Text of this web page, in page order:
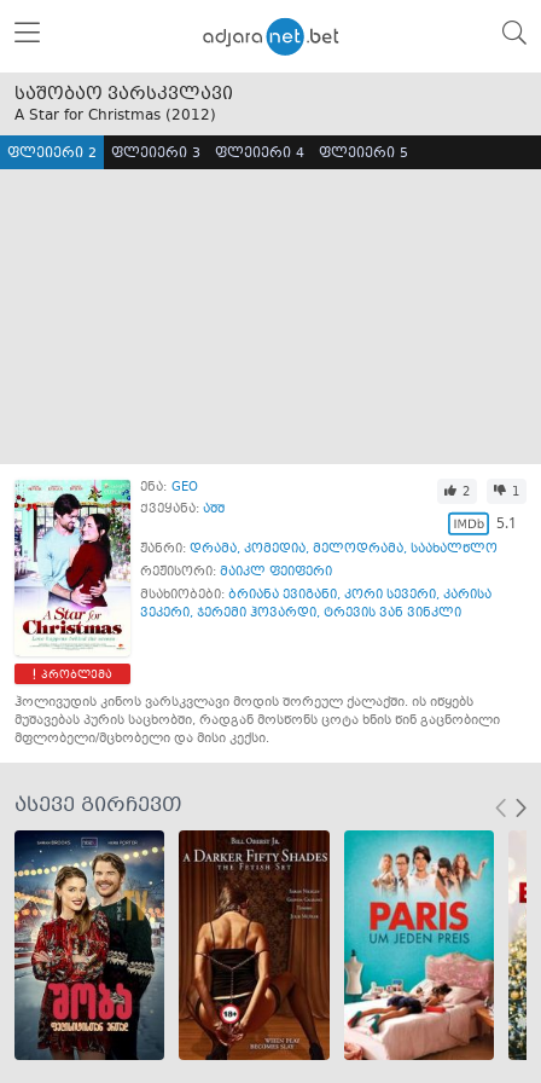
საშობაო ვარსკვლავი
A Star for Christmas (2012)
ფლეიერი 2 ფლეიერი 3 ფლეიერი 4 ფლეიერი 5
პრობლემა
ენა: GEO
ქვეყანა: აშშ
2 1
5.1
ჟანრი: დრამა, კომედია, მელოდრამა, საახალწლო
რეჟისორი: მაიკლ ფეიფერი
მსახიობები: ბრიანა ევიგანი, კორი სევერი, კარისა
ვეკერი, ჯერემი ჰოვარდი, ტრევის ვან ვინკლი
ჰოლივუდის კინოს ვარსკვლავი მოდის შორეულ ქალაქში. ის იწყებს
მუშავებას პურის საცხობში, რადგან მოსწონს ცოტა ხნის წინ გაცნობილი
მფლობელი/მცხობელი და მისი კექსი.
ასევე გირჩევთ